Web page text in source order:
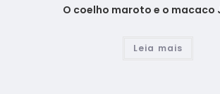
O coelho maroto e o macaco
Leia mais